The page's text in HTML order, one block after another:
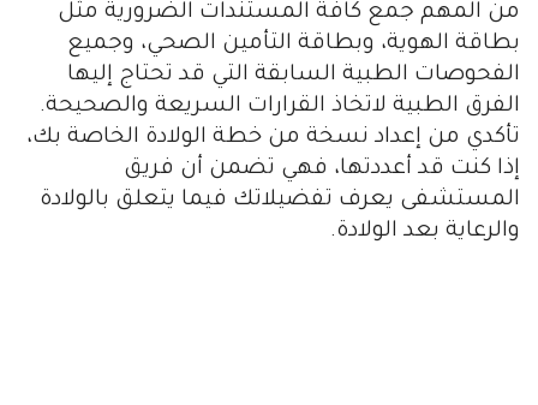
من المهم جمع كافة المستندات الضرورية مثل
بطاقة الهوية، وبطاقة التأمين الصحي، وجميع
الفحوصات الطبية السابقة التي قد تحتاج إليها
الفرق الطبية لاتخاذ القرارات السريعة والصحيحة.
تأكدي من إعداد نسخة من خطة الولادة الخاصة بك،
إذا كنت قد أعددتها، فهي تضمن أن فريق
المستشفى يعرف تفضيلاتك فيما يتعلق بالولادة
والرعاية بعد الولادة.